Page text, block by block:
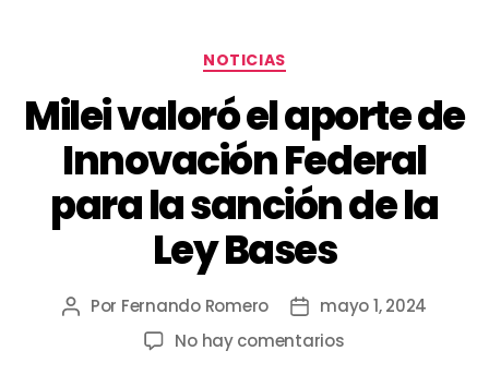
NOTICIAS
Milei valoró el aporte de
Innovación Federal
para la sanción de la
Ley Bases
Por Fernando Romero
mayo 1, 2024
No hay comentarios